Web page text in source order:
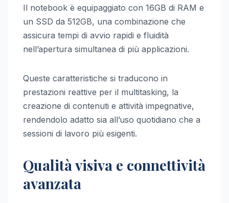
Il notebook è equipaggiato con 16GB di RAM e
un SSD da 512GB, una combinazione che
assicura tempi di avvio rapidi e fluidità
nell’apertura simultanea di più applicazioni.
Queste caratteristiche si traducono in
prestazioni reattive per il multitasking, la
creazione di contenuti e attività impegnative,
rendendolo adatto sia all’uso quotidiano che a
sessioni di lavoro più esigenti.
Qualità visiva e connettività
avanzata